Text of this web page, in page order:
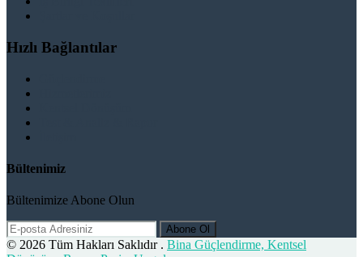
Hızlı Bağlantılar
Bültenimiz
Bültenimize Abone Olun
Abone Ol
© 2026 Tüm Hakları Saklıdır . Bina Güçlendirme, Kentsel